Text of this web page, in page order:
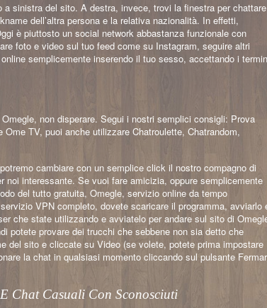
sinistra del sito. A destra, invece, trovi la finestra per chattare
dell’altra persona e la relativa nazionalità. In effetti,
è piuttosto un social network abbastanza funzionale con
foto e video sul tuo feed come su Instagram, seguire altri
semplicemente inserendo il tuo sesso, accettando i
non disperare. Segui i nostri semplici consigli: Prova
TV, puoi anche utilizzare Chatroulette, Chatrandom,
cambiare con un semplice click il nostro compagno di
noi interessante. Se vuoi fare amicizia, oppure semplicemente
del tutto gratuita, Omegle, servizio online da tempo
VPN completo, dovete scaricare il programma, avviarlo
che state utilizzando e avviatelo per andare sul sito di
potete provare dei trucchi che sebbene non sia detto che
del sito e cliccate su Video (se volete, potete prima impostare
la chat in qualsiasi momento cliccando sul pulsante
Chat Casuali Con Sconosciuti